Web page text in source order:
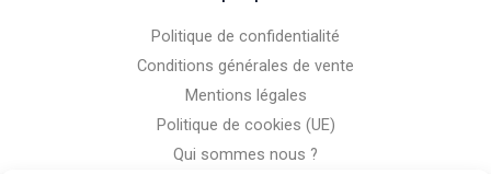
Politique de confidentialité
Conditions générales de vente
Mentions légales
Politique de cookies (UE)
Qui sommes nous ?